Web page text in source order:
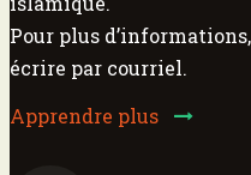
Pour plus
écrire par courriel.
Apprendre plus